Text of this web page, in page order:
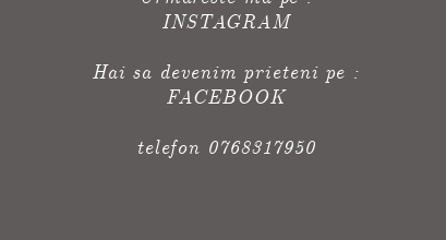
INSTAGRAM
Hai sa devenim prieteni pe :
FACEBOOK
telefon 0768317950